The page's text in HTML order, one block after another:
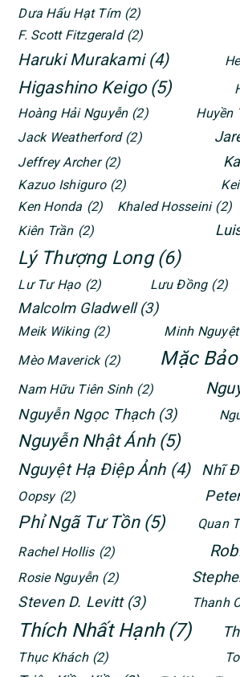
Dưa Hấu Hạt Tím (2)
F. Scott Fitzgerald (2)
Haruki Murakami (4)
Higashino Keigo (5)
Hoàng Hải Nguyễn (2) Huyền
Jack Weatherford (2)
Jeffrey Archer (2)
Kazuo Ishiguro (2)
Ken Honda (2) Khaled Hosseini (2)
Kiên Trần (2)
Lý Thượng Long (6)
Lư Tư Hạo (2) Lưu Đồng (2)
Malcolm Gladwell (3)
Meik Wiking (2) Minh
Mèo Maverick (2) Mặc
Nam Hữu Tiên Sinh (2)
Nguyễn Ngọc Thạch (3)
Nguyễn Nhật Ánh (5)
Nguyệt Hạ Điệp Ảnh (4) Nhĩ
Oopsy (2)
Phỉ Ngã Tư Tồn (5) Quan
Rachel Hollis (2)
Rosie Nguyễn (2)
Steven D. Levitt (3) Thanh
Thích Nhất Hạnh (7)
Thục Khách (2)